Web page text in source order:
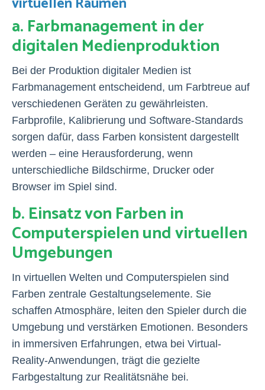
a. Farbmanagement in der
digitalen Medienproduktion
Bei der Produktion digitaler Medien ist
Farbmanagement entscheidend, um Farbtreue auf
verschiedenen Geräten zu gewährleisten.
Farbprofile, Kalibrierung und Software-Standards
sorgen dafür, dass Farben konsistent dargestellt
werden – eine Herausforderung, wenn
unterschiedliche Bildschirme, Drucker oder
Browser im Spiel sind.
b. Einsatz von Farben in
Computerspielen und virtuellen
Umgebungen
In virtuellen Welten und Computerspielen sind
Farben zentrale Gestaltungselemente. Sie
schaffen Atmosphäre, leiten den Spieler durch die
Umgebung und verstärken Emotionen. Besonders
in immersiven Erfahrungen, etwa bei Virtual-
Reality-Anwendungen, trägt die gezielte
Farbgestaltung zur Realitätsnähe bei.